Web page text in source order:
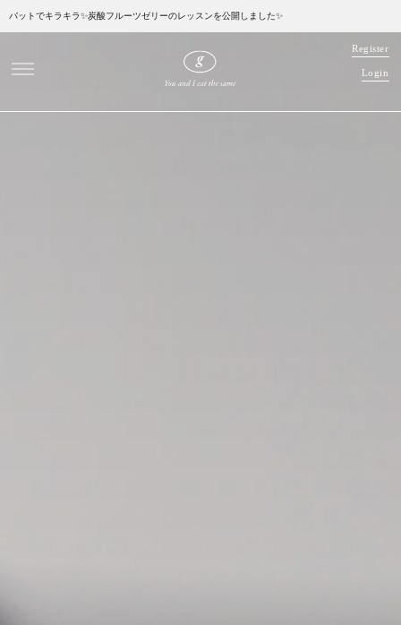
バットでキラキラ✨炭酸フルーツゼリーのレッスンを公開しました✨
Reg ister
Login